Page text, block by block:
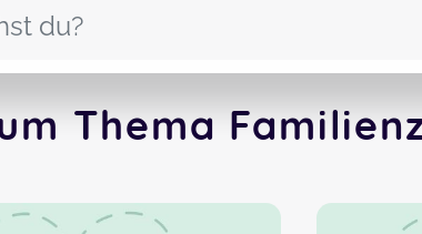
Thema